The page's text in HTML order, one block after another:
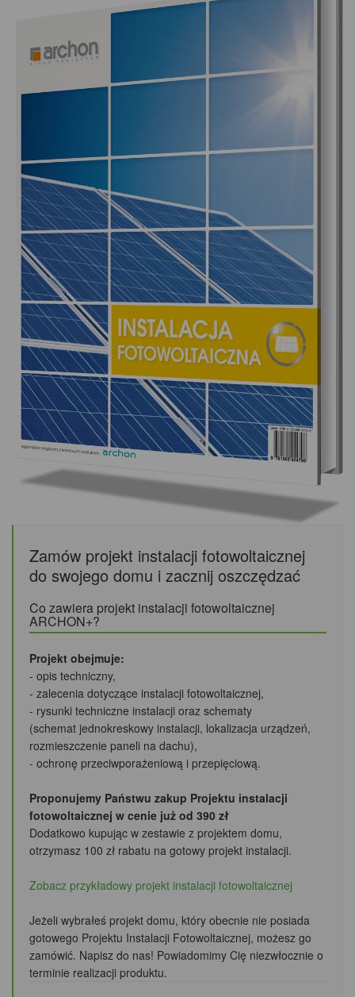
Zamów projekt instalacji fotowoltaicznej
do swojego domu i zacznij oszczędzać
Co zawiera projekt instalacji fotowoltaicznej
ARCHON+?
Projekt obejmuje:
- opis techniczny,
- zalecenia dotyczące instalacji fotowoltaicznej,
- rysunki techniczne instalacji oraz schematy
(schemat jednokreskowy instalacji, lokalizacja urządzeń,
rozmieszczenie paneli na dachu),
- ochronę przeciwporażeniową i przepięciową.
Proponujemy Państwu zakup Projektu instalacji
fotowoltaicznej w cenie już od 390 zł
Dodatkowo kupując w zestawie z projektem domu,
otrzymasz 100 zł rabatu na gotowy projekt instalacji.
Zobacz przykładowy projekt instalacji fotowoltaicznej
Jeżeli wybrałeś projekt domu, który obecnie nie posiada
gotowego Projektu Instalacji Fotowoltaicznej, możesz go
zamówić. Napisz do nas! Powiadomimy Cię niezwłocznie o
terminie realizacji produktu.